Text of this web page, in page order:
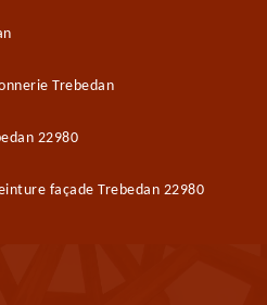
Trebedan
22980
façade Trebedan 22980